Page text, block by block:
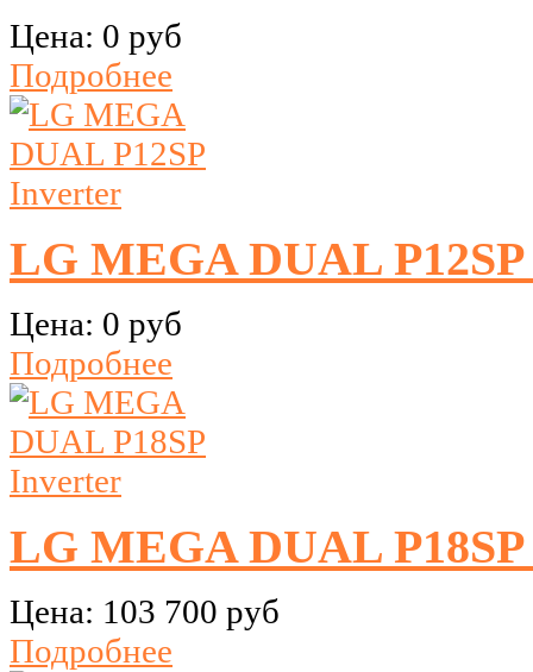
Цена: 0 руб
Подробнее
LG MEGA DUAL
Цена: 0 руб
Подробнее
LG MEGA DUAL
Цена: 103 700 руб
Подробнее